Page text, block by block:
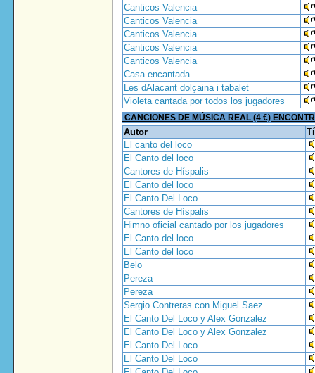
Canticos Valencia
Canticos Valencia
Canticos Valencia
Canticos Valencia
Canticos Valencia
Casa encantada
Les dAlacant dolçaina i tabalet
Violeta cantada por todos los jugadores
CANCIONES DE MÚSICA REAL (4 €)
Autor
El canto del loco
El Canto del loco
Cantores de Híspalis
El Canto del loco
El Canto Del Loco
Cantores de Híspalis
Himno oficial cantado por los jugadores
El Canto del loco
El Canto del loco
Belo
Pereza
Pereza
Sergio Contreras con Miguel Saez
El Canto Del Loco y Alex Gonzalez
El Canto Del Loco y Alex Gonzalez
El Canto Del Loco
El Canto Del Loco